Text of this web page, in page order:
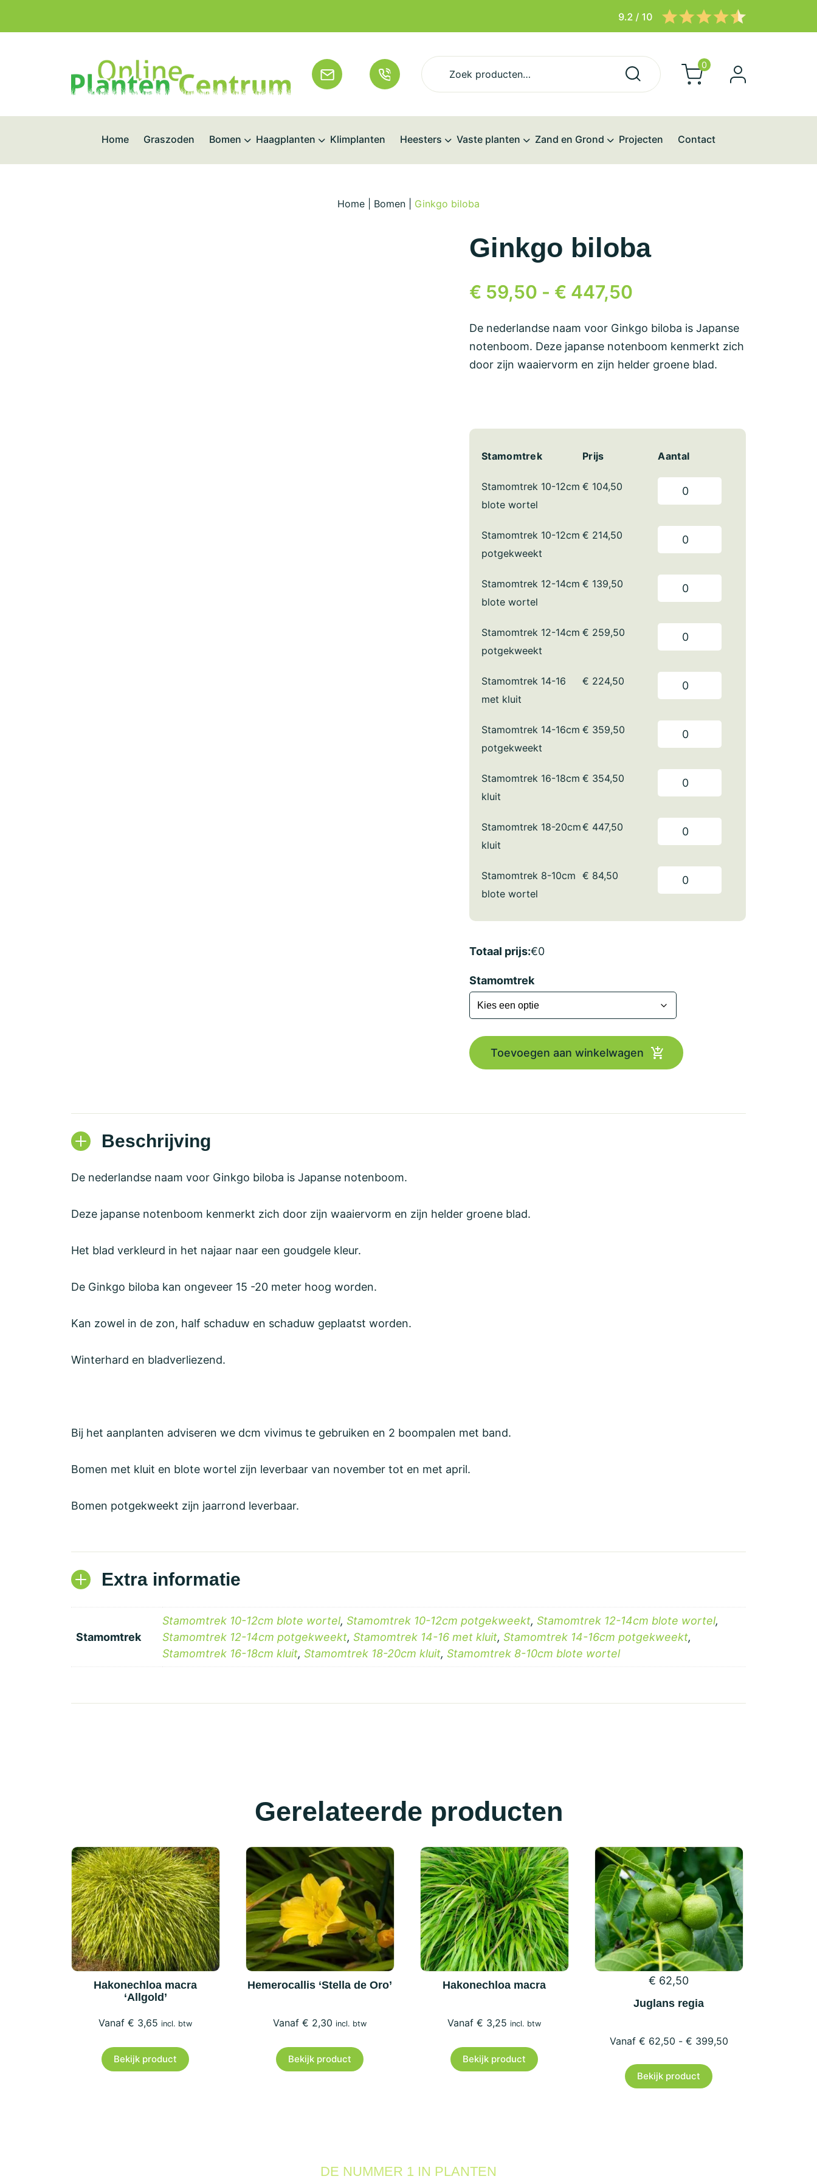
Zoeken
naar:
0
Home Graszoden Bomen Haagplanten Klimplanten Heesters Vaste planten Zand en Grond Projecten Contact
Home Bomen Ginkgo biloba
Ginkgo biloba
€ 59,50 - € 447,50
De nederlandse naam voor Ginkgo biloba is Japanse
notenboom. Deze japanse notenboom kenmerkt zich
door zijn waaiervorm en zijn helder groene blad.
Stamomtrek Prijs Aantal
Stamomtrek 10-12cm
blote wortel
€ 104,50
Stamomtrek 10-12cm
potgekweekt
€ 214,50
Stamomtrek 12-14cm
blote wortel
€ 139,50
Stamomtrek 12-14cm
potgekweekt
€ 259,50
Stamomtrek 14-16
met kluit
€ 224,50
Stamomtrek 14-16cm
potgekweekt
€ 359,50
Stamomtrek 16-18cm
kluit
€ 354,50
Stamomtrek 18-20cm
kluit
€ 447,50
Stamomtrek 8-10cm
blote wortel
€ 84,50
Totaal prijs:€0
Stamomtrek
Toevoegen aan winkelwagen
Beschrijving
De nederlandse naam voor Ginkgo biloba is Japanse notenboom.
Deze japanse notenboom kenmerkt zich door zijn waaiervorm en zijn helder groene blad.
Het blad verkleurd in het najaar naar een goudgele kleur.
De Ginkgo biloba kan ongeveer 15 -20 meter hoog worden.
Kan zowel in de zon, half schaduw en schaduw geplaatst worden.
Winterhard en bladverliezend.
Bij het aanplanten adviseren we dcm vivimus te gebruiken en 2 boompalen met band.
Bomen met kluit en blote wortel zijn leverbaar van november tot en met april.
Bomen potgekweekt zijn jaarrond leverbaar.
Extra informatie
Stamomtrek
Stamomtrek 10-12cm blote wortel, Stamomtrek 10-12cm potgekweekt, Stamomtrek 12-14cm blote wortel,
Stamomtrek 12-14cm potgekweekt, Stamomtrek 14-16 met kluit, Stamomtrek 14-16cm potgekweekt,
Stamomtrek 16-18cm kluit, Stamomtrek 18-20cm kluit, Stamomtrek 8-10cm blote wortel
Gerelateerde producten
Hakonechloa macra
‘Allgold’
€ 3,65 incl. btw
Bekijk product
Hemerocallis ‘Stella de Oro’
€ 2,30 incl. btw
Bekijk product
Hakonechloa macra
€ 3,25 incl. btw
Bekijk product
€ 62,50
Juglans regia
€ 62,50 - € 399,50
Bekijk product
product
DE NUMMER 1 IN PLANTEN